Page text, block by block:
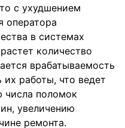
с ухудшением
оператора
в системах
количество
врабатываемость
работы, что ведет
числа поломок
увеличению
ремонта.